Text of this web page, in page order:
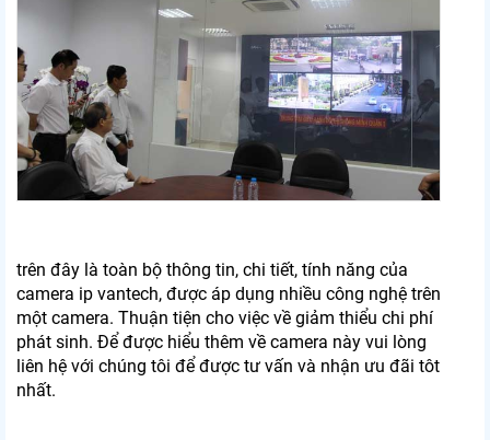
trên đây là toàn bộ thông tin, chi tiết, tính năng của
camera ip vantech, được áp dụng nhiều công nghệ trên
một camera. Thuận tiện cho việc về giảm thiểu chi phí
phát sinh. Để được hiểu thêm về camera này vui lòng
liên hệ với chúng tôi để được tư vấn và nhận ưu đãi tôt
nhất.